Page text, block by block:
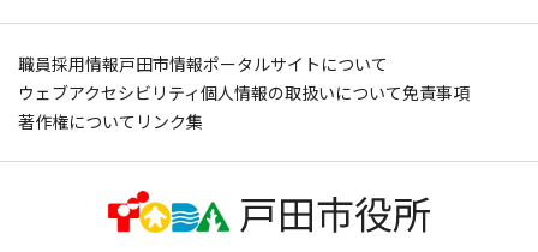
職員採用情報戸田市情報ポータルサイトについて
ウェブアクセシビリティ個人情報の取扱いについて免責事項
著作権について リンク集